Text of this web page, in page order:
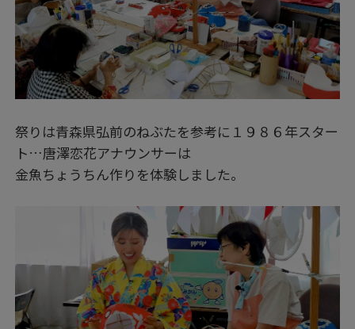
祭りは青森県弘前のねぶたを参考に１９８６年スター
ト…唐澤恋花アナウンサーは
金魚ちょうちん作りを体験しました。